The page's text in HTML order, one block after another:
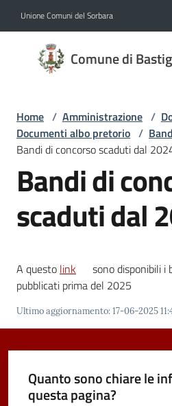
Unione Comuni del Sorbara
Comune di
Comune
di
Amministrazione
Novità
Servizi
Bastiglia
argomenti...
Home / Amministrazione /
Documenti albo pretorio /
Bandi di concorso scaduti dal
Bandi di
scaduti dal
A questo link
sono disponibili i
pubblicati prima del 2025
Ultimo aggiornamento:17-06-2025
Quanto sono chiare le
questa pagina?